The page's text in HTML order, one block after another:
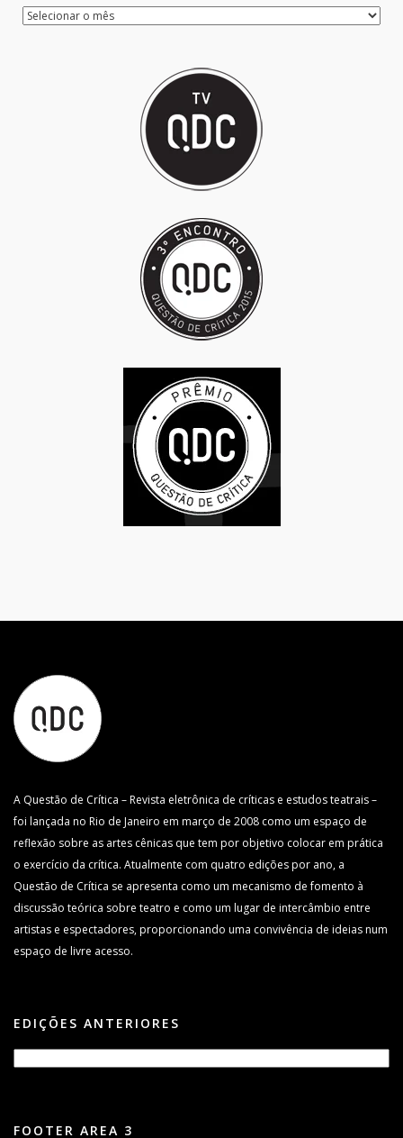
A Questão de Crítica – Revista eletrônica de críticas e estudos teatrais –
foi lançada no Rio de Janeiro em março de 2008 como um espaço de
reflexão sobre as artes cênicas que tem por objetivo colocar em prática
o exercício da crítica. Atualmente com quatro edições por ano, a
Questão de Crítica se apresenta como um mecanismo de fomento à
discussão teórica sobre teatro e como um lugar de intercâmbio entre
artistas e espectadores, proporcionando uma convivência de ideias num
espaço de livre acesso.
EDIÇÕES ANTERIORES
FOOTER AREA 3